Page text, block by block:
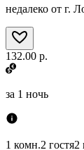
недалеко от г.
132.00 р.
за 1 ночь
1 комн.2 гостя2